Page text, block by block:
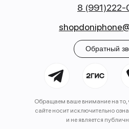
Обратный
8
Обращаем ваше внимание на то,
сайте носит исключительно
и не является